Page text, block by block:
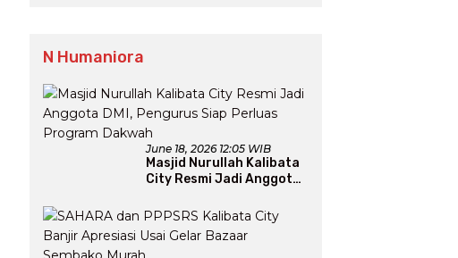
N Humaniora
June 18, 2026 12:05 WIB
Masjid Nurullah Kalibata
City Resmi Jadi Anggota
Perluas Program Dakwah